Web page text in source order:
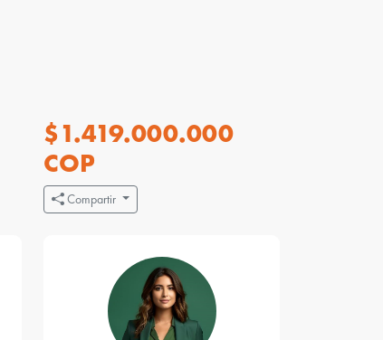
$1.419.000.000
COP
Compartir